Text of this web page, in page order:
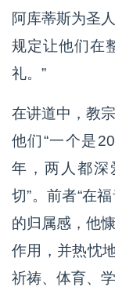
阿库蒂斯为圣
规定让他们在
礼。”
在讲道中，教
他们“一个是
年，两人都深
切”。前者“在
的归属感，他
作用，并热忱
祈祷、体育、